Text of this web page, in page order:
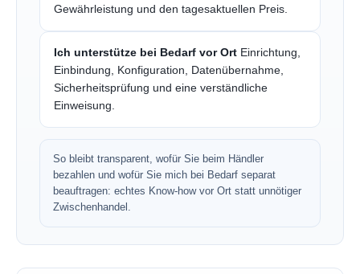
Gewährleistung und den tagesaktuellen Preis.
Ich unterstütze bei Bedarf vor Ort Einrichtung,
Einbindung, Konfiguration, Datenübernahme,
Sicherheitsprüfung und eine verständliche
Einweisung.
So bleibt transparent, wofür Sie beim Händler
bezahlen und wofür Sie mich bei Bedarf separat
beauftragen: echtes Know-how vor Ort statt unnötiger
Zwischenhandel.